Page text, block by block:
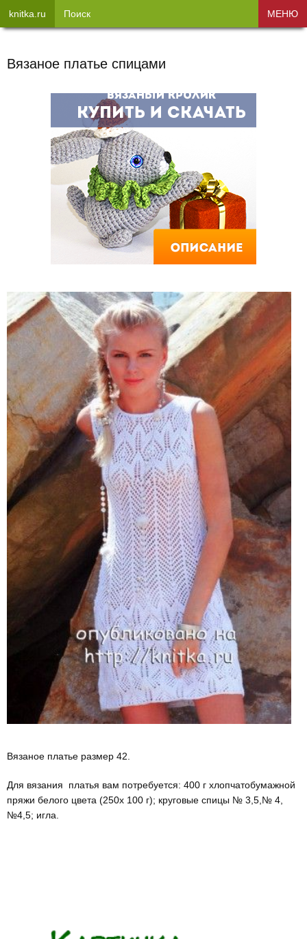
Вязаное платье спицами
Вязаное платье размер 42.
Для вязания платья вам потребуется: 400 г хлопчато­бумажной
пряжи белого цвета (250х 100 г); круговые спицы № 3,5,№ 4,
№4,5; игла.
knitka.ru Поиск МЕНЮ